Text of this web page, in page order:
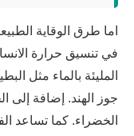
اما طرق الوقاية
في تنسيق حرارة
المليئة بالماء مثل
جوز الهند. إضافة إلى
الخضراء. كما تساعد